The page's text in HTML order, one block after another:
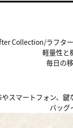
Collection/ラフタ
軽量性と
毎日の
スマートフォン、鍵
バッグ